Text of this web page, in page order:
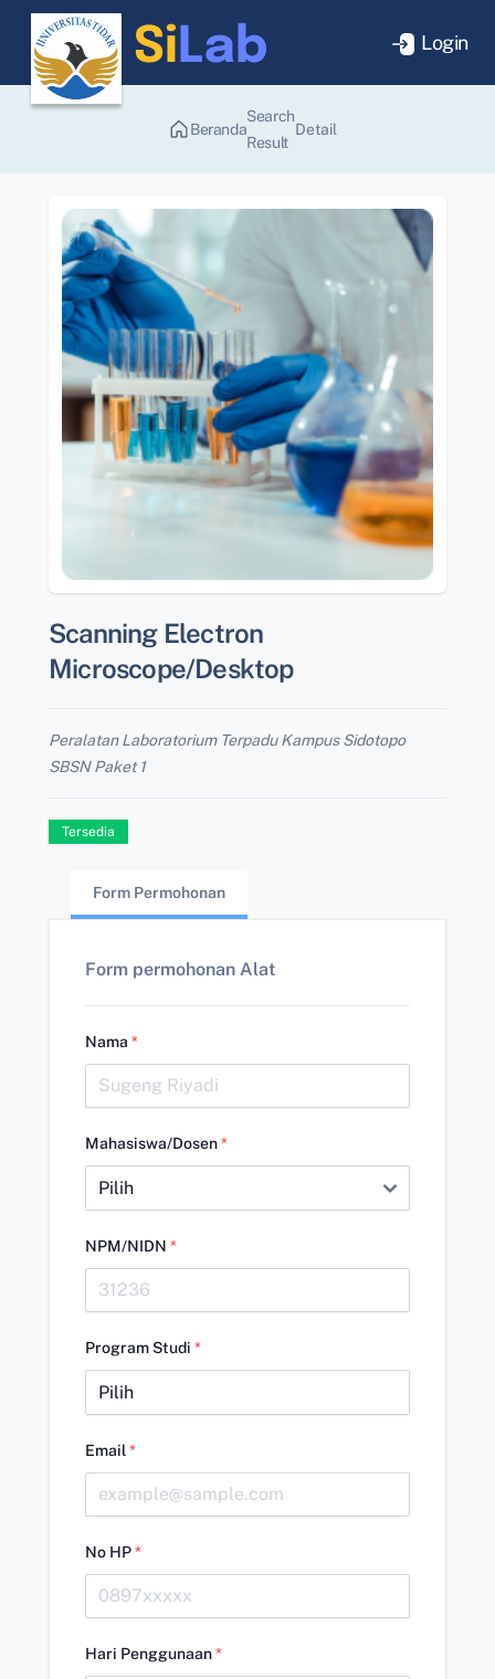
Login
Beranda
Search
Result
Detail
Scanning Electron
Microscope/Desktop
Peralatan Laboratorium Terpadu Kampus Sidotopo
SBSN Paket 1
Tersedia
Form Permohonan
Form permohonan Alat
Nama *
Mahasiswa/Dosen*
NPM/NIDN *
Program Studi *
Email *
No HP*
Hari Penggunaan*